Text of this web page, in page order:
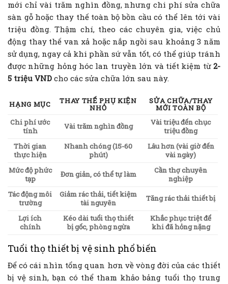
mới chỉ vài trăm nghìn đồng, nhưng chi phí sửa chữa
sàn gỗ hoặc thay thế toàn bộ bồn cầu có thể lên tới vài
triệu đồng. Thậm chí, theo các chuyên gia, việc chủ
động thay thế van xả hoặc nắp ngồi sau khoảng 3 năm
sử dụng, ngay cả khi phần sứ vẫn tốt, có thể giúp tránh
được những hỏng hóc lan truyền lớn và tiết kiệm từ 2-
5 triệu VND cho các sửa chữa lớn sau này.
HẠNG MỤC THAY THẾ PHỤ KIỆN
NHỎ
SỬA CHỮA/THAY
MỚI TOÀN BỘ
Chi phí ước
tính
Vài trăm nghìn đồng
Vài triệu đến chục
triệu đồng
Thời gian
thực hiện
Nhanh chóng (15-60
phút)
Lâu hơn (vài giờ đến
vài ngày)
Mức độ phức
tạp
Đơn giản, có thể tự làm
Cần thợ chuyên
nghiệp
Tác động môi
trường
Giảm rác thải, tiết kiệm
tài nguyên
Tăng rác thải thiết bị
Lợi ích
chính
Kéo dài tuổi thọ thiết
bị gốc, phòng ngừa
Khắc phục triệt để
khi đã hỏng nặng
Tuổi thọ thiết bị vệ sinh phổ biến
Để có cái nhìn tổng quan hơn về vòng đời của các thiết
bị vệ sinh, bạn có thể tham khảo bảng tuổi thọ trung